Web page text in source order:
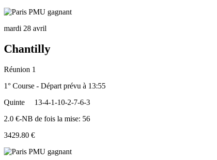
mardi 28 avril
Chantilly
Réunion 1
1° Course - Départ prévu à 13:55
Quinte
13-4-1-10-2-7-6-3
2.0 €-NB de fois la mise: 56
3429.80 €